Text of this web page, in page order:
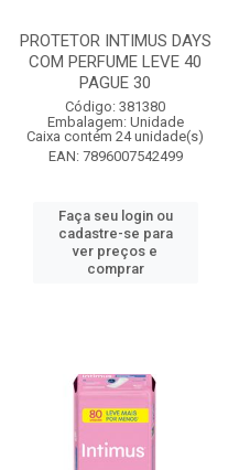
PROTETOR INTIMUS DAYS
COM PERFUME LEVE 40
PAGUE 30
Código: 381380
Embalagem: Unidade
Caixa contém 24 unidade(s)
EAN: 7896007542499
Faça seu login ou
cadastre-se para
ver preços e
comprar